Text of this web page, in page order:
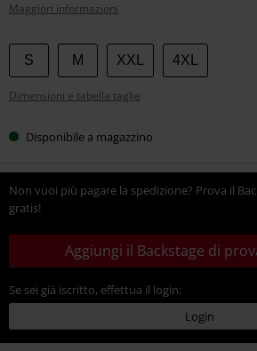
Maggiori informazioni
Scegli
la
tua
S M XXL 4XL
Dimensioni e tabella taglie
Disponibile a magazzino
Non vuoi più pagare la spedizione? Prova il
gratis!
Aggiungi il Backstage di
Se sei già iscritto, effettua il login:
Login